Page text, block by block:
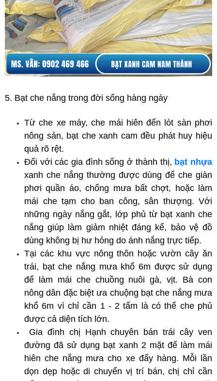
5. Bạt che nắng trong đời sống hàng ngày
Từ che xe máy, che mái hiên đến lót sàn phơi
nông sản, bạt che xanh cam đều phát huy hiệu
quả rõ rệt.
Đối với các gia đình sống ở thành thị, bạt nhựa
xanh che nắng thường được dùng để che giàn
phơi quần áo, chống mưa bất chợt, hoặc làm
mái che tạm cho ban công, sân thượng. Với
những ngày nắng gắt, lớp phủ từ bạt xanh che
nắng giúp làm giảm nhiệt đáng kể, bảo vệ đồ
dùng không bị hư hỏng do ánh nắng trực tiếp.
Tại các khu vực nông thôn hoặc vườn cây ăn
trái, bạt che nắng mưa khổ 6m được sử dụng
để làm mái che chuồng nuôi gà, vịt. Bà con
nông dân đặc biệt ưa chuộng bạt che nắng mưa
khổ 6m vì chỉ cần 1 - 2 tấm là có thể che phủ
được cả diện tích lớn.
Gia đình chị Hạnh chuyên bán trái cây ven
đường đã sử dụng bạt xanh 2 mặt để làm mái
hiên che nắng mưa cho xe đẩy hàng. Mỗi lần
dọn dẹp hoặc di chuyển vị trí bán, chị chỉ cần